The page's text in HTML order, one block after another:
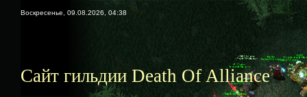
Воскресенье, 09.08.2026, 04:38
Сайт гильдии Death Of Alliance